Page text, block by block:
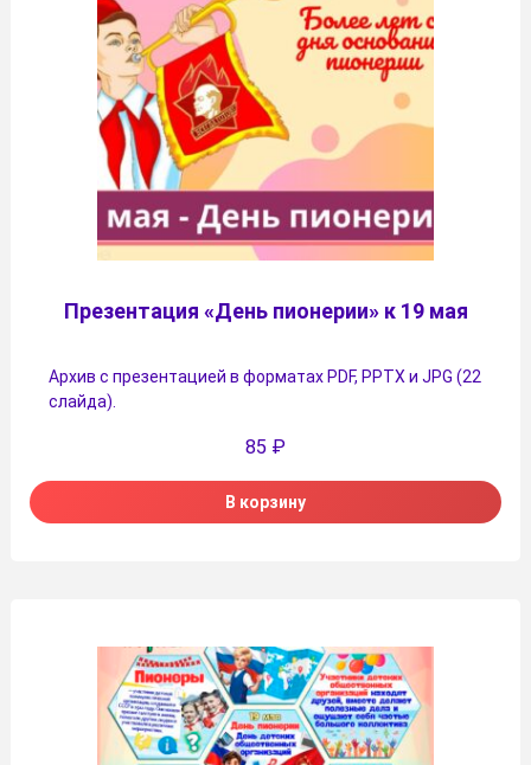
Презентация «День пионерии» к 19 мая
Архив с презентацией в форматах PDF, PPTX и JPG (22
слайда).
85 ₽
В корзину